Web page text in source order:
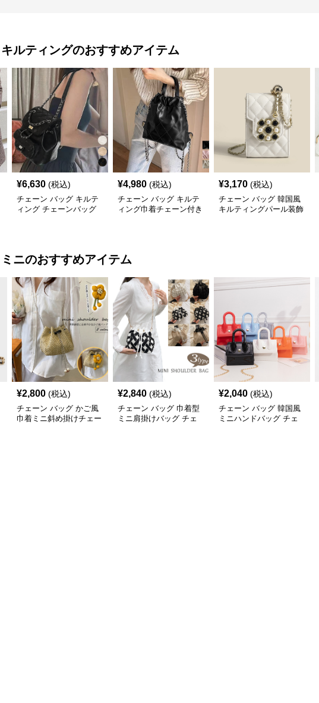
キルティングのおすすめアイテム
¥6,630 (税込)
チェーン バッグ キルテ
ィング チェーンバッグ
¥4,980 (税込)
チェーン バッグ キルテ
ィング巾着チェーン付き
¥3,170 (税込)
チェーン バッグ 韓国風
キルティングパール装飾
ミニのおすすめアイテム
¥2,800 (税込)
チェーン バッグ かご風
巾着ミニ斜め掛けチェー
¥2,840 (税込)
チェーン バッグ 巾着型
ミニ肩掛けバッグ チェ
¥2,040 (税込)
チェーン バッグ 韓国風
ミニハンドバッグ チェ